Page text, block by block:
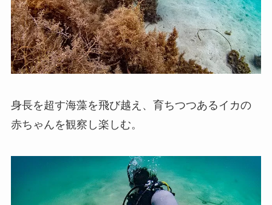
身長を超す海藻を飛び越え、育ちつつあるイカの
赤ちゃんを観察し楽しむ。